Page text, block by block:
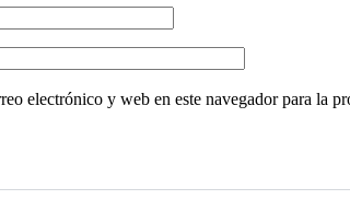
electrónico y web en este navegador para la